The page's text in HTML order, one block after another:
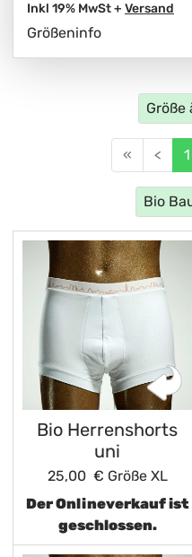
Inkl 19% MwSt + Versand
Größeninfo
Größe
« < 1
Bio
Bio Herrenshorts
uni
25,00 € Größe XL
Der Onlineverkauf ist
geschlossen.